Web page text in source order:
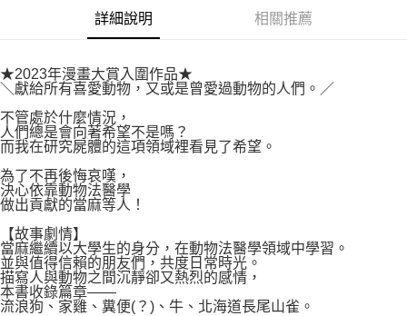
１．透過由恩沛科技股份有限公司提供之「AFTEE先享後付」服務完成之交
易，需依本服務之必要範圍內提供個人資料，並將交易相關給付款項請求債
２．關於個人資料處理事宜，請瀏覽以下網址：
https://aftee.tw/terms/#terms3
「AFTEE先享後付」，若未經同意申辦者引起之損失，本公司不負相關責
任。
４．使用「AFTEE先享後付」時，將依據個別帳號之用戶狀況，依本公司即
時審查核予不同之上限額度；若仍有額度不足之情形，本公司將視審查結果
請求用戶進行身份認證。
５．嚴禁一人註冊多個帳號或使用他人資訊註冊。若發現惡意使用之情形，
每筆NT$80，滿NT$500(含以上)免運費
每筆NT$80，滿NT$500(含以上)免運費
宅配
每筆NT$100，滿NT$800(含以上)免運費
國家/地區配送
詳細說明 相關推薦
★2023年漫畫大賞入圍作品★
＼獻給所有喜愛動物，又或是曾愛過動物的人們。／
不管處於什麼情況，
人們總是會向著希望不是嗎？
而我在研究屍體的這項領域裡看見了希望。
為了不再後悔哀嘆，
決心依靠動物法醫學
做出貢獻的當麻等人！
【故事劇情】
當麻繼續以大學生的身分，在動物法醫學領域中學習。
並與值得信賴的朋友們，共度日常時光。
描寫人與動物之間沉靜卻又熱烈的感情，
本書收錄篇章——
流浪狗、家雞、糞便(？)、牛、北海道長尾山雀。